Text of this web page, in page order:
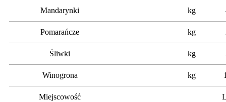
Mandarynki kg
Pomarańcze kg
Śliwki kg
Winogrona kg
Miejscowość